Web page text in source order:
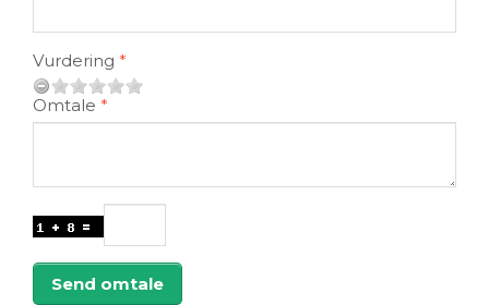
Vurdering
Omtale
Send omtale